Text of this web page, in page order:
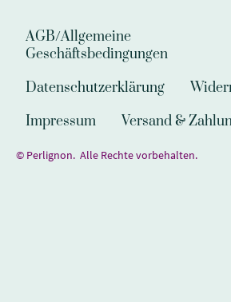
AGB/Allgemeine
Geschäftsbedingungen
Datenschutzerklärung
Impressum
Versand &
© Perlignon. Alle Rechte vorbehalten.